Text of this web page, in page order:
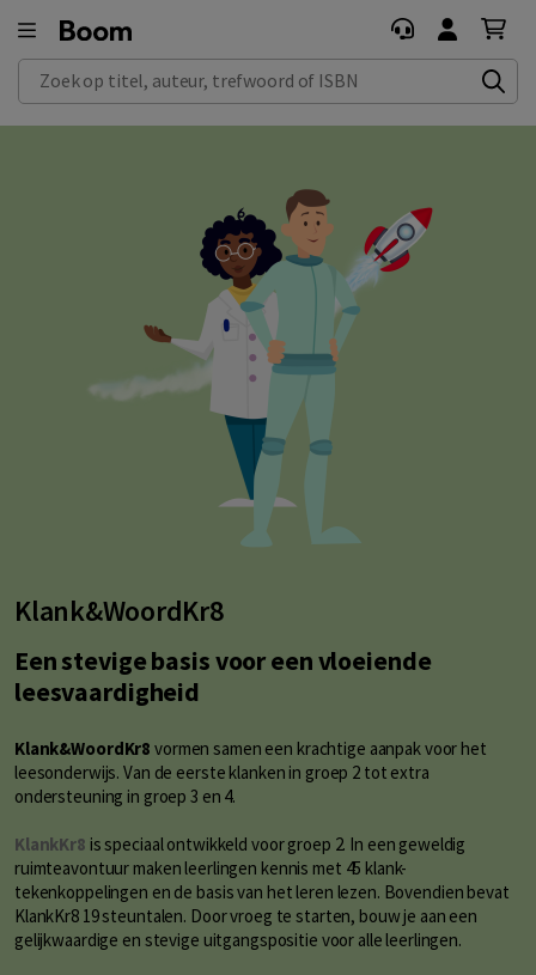
Zoek op titel, auteur, trefwoord of ISBN
Klank&WoordKr8
Een stevige basis voor een vloeiende
leesvaardigheid
Klank&WoordKr8 vormen samen een krachtige aanpak voor het
leesonderwijs. Van de eerste klanken in groep 2 tot extra
ondersteuning in groep 3 en 4.
KlankKr8 is speciaal ontwikkeld voor groep 2. In een geweldig
ruimteavontuur maken leerlingen kennis met 45 klank-
tekenkoppelingen en de basis van het leren lezen. Bovendien bevat
KlankKr8 19 steuntalen. Door vroeg te starten, bouw je aan een
gelijkwaardige en stevige uitgangspositie voor alle leerlingen.